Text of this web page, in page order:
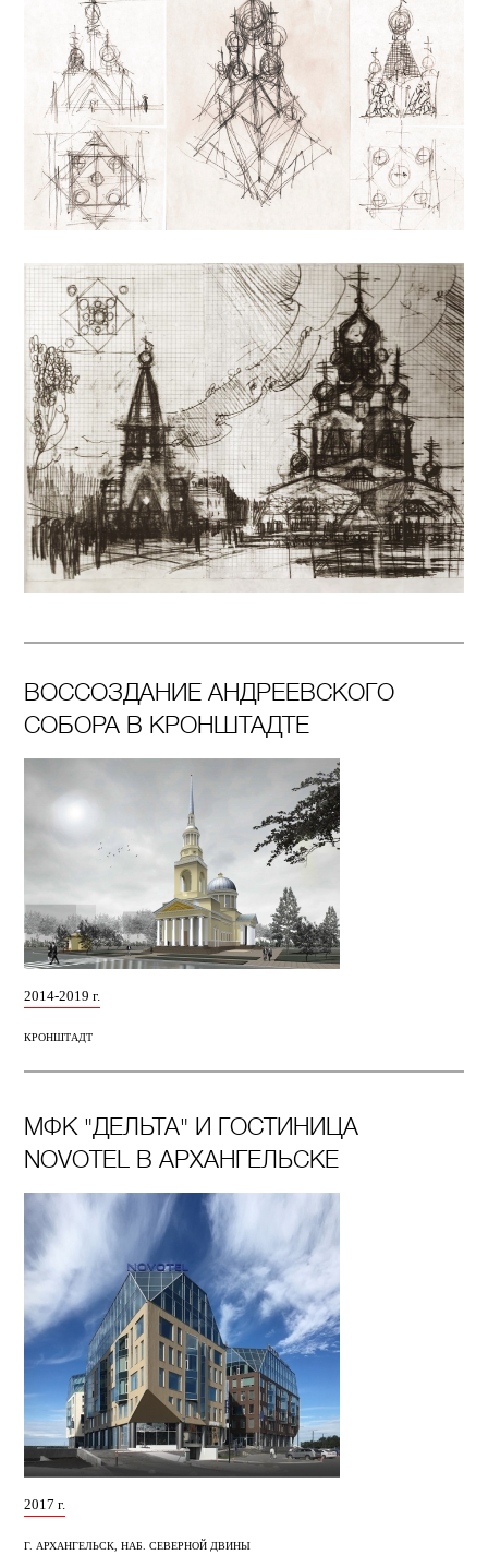
ВОССОЗДАНИЕ АНДРЕЕВСКОГО
СОБОРА В КРОНШТАДТЕ
2014-2019 г.
КРОНШТАДТ
МФК "ДЕЛЬТА" И ГОСТИНИЦА
NOVOTEL В АРХАНГЕЛЬСКЕ
2017 г.
Г. АРХАНГЕЛЬСК, НАБ. СЕВЕРНОЙ ДВИНЫ